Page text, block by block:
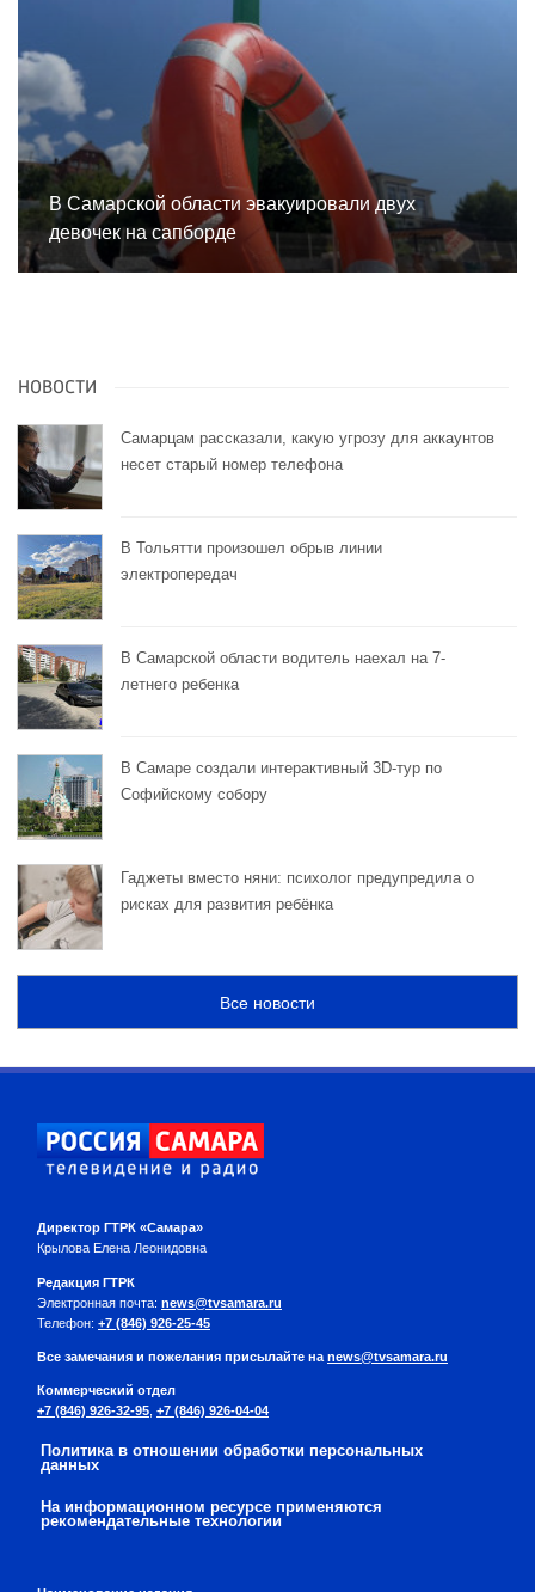
В Самарской области эвакуировали двух
девочек на сапборде
НОВОСТИ
Самарцам рассказали, какую угрозу для аккаунтов
несет старый номер телефона
В Тольятти произошел обрыв линии
электропередач
В Самарской области водитель наехал на 7-
летнего ребенка
В Самаре создали интерактивный 3D-тур по
Софийскому собору
Гаджеты вместо няни: психолог предупредила о
рисках для развития ребёнка
Все новости
Директор ГТРК «Самара»
Крылова Елена Леонидовна
Редакция ГТРК
Электронная почта: news@tvsamara.ru
Телефон: +7 (846) 926-25-45
Все замечания и пожелания присылайте на news@tvsamara.ru
Коммерческий отдел
+7 (846) 926-32-95 +7 (846) 926-04-04
Политика в отношении обработки персональных
данных
На информационном ресурсе применяются
рекомендательные технологии